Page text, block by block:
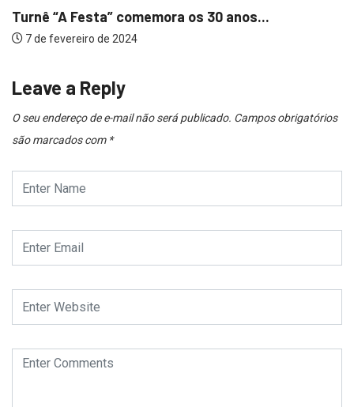
Turnê “A Festa” comemora os 30 anos...
7 de fevereiro de 2024
Leave a Reply
O seu endereço de e-mail não será publicado. Campos obrigatórios
são marcados com *